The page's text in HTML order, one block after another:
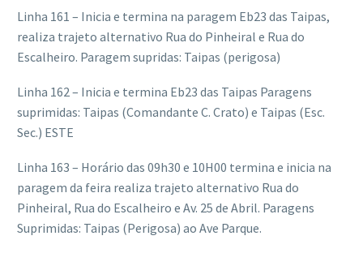
Linha 161 – Inicia e termina na paragem Eb23 das Taipas,
realiza trajeto alternativo Rua do Pinheiral e Rua do
Escalheiro. Paragem supridas: Taipas (perigosa)
Linha 162 – Inicia e termina Eb23 das Taipas Paragens
suprimidas: Taipas (Comandante C. Crato) e Taipas (Esc.
Sec.) ESTE
Linha 163 – Horário das 09h30 e 10H00 termina e inicia na
paragem da feira realiza trajeto alternativo Rua do
Pinheiral, Rua do Escalheiro e Av. 25 de Abril. Paragens
Suprimidas: Taipas (Perigosa) ao Ave Parque.